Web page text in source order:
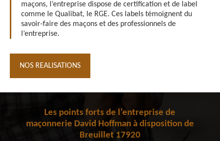
maçons, l’entreprise dispose de certification et de label
comme le Qualibat, le RGE. Ces labels témoignent du
savoir-faire des maçons et des professionnels de
l’entreprise.
NOS REALISATIONS
Les points forts de l’entreprise de
maçonnerie David Hoffman à disposition de
Breuillet 17920